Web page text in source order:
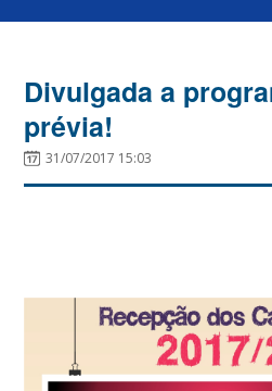
Divulgada a
prévia!
31/07/2017 15:03